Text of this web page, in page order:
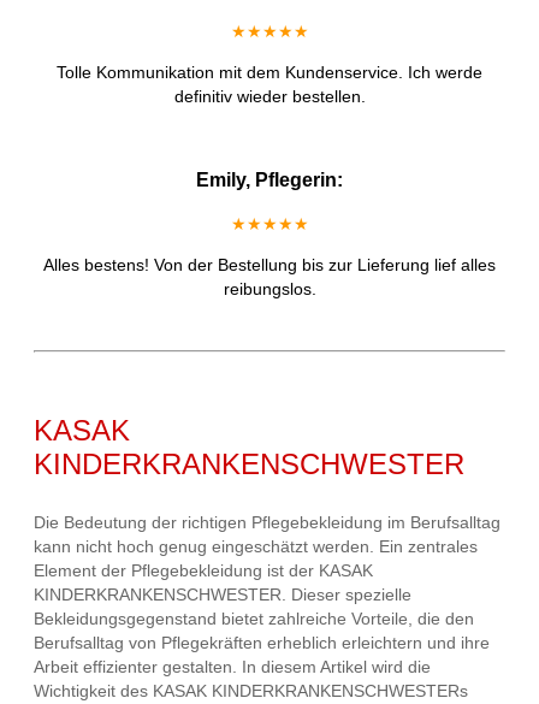
★★★★★
Tolle Kommunikation mit dem Kundenservice. Ich werde
definitiv wieder bestellen.
Emily, Pflegerin:
★★★★★
Alles bestens! Von der Bestellung bis zur Lieferung lief alles
reibungslos.
KASAK
KINDERKRANKENSCHWESTER
Die Bedeutung der richtigen Pflegebekleidung im Berufsalltag
kann nicht hoch genug eingeschätzt werden. Ein zentrales
Element der Pflegebekleidung ist der KASAK
KINDERKRANKENSCHWESTER. Dieser spezielle
Bekleidungsgegenstand bietet zahlreiche Vorteile, die den
Berufsalltag von Pflegekräften erheblich erleichtern und ihre
Arbeit effizienter gestalten. In diesem Artikel wird die
Wichtigkeit des KASAK KINDERKRANKENSCHWESTERs